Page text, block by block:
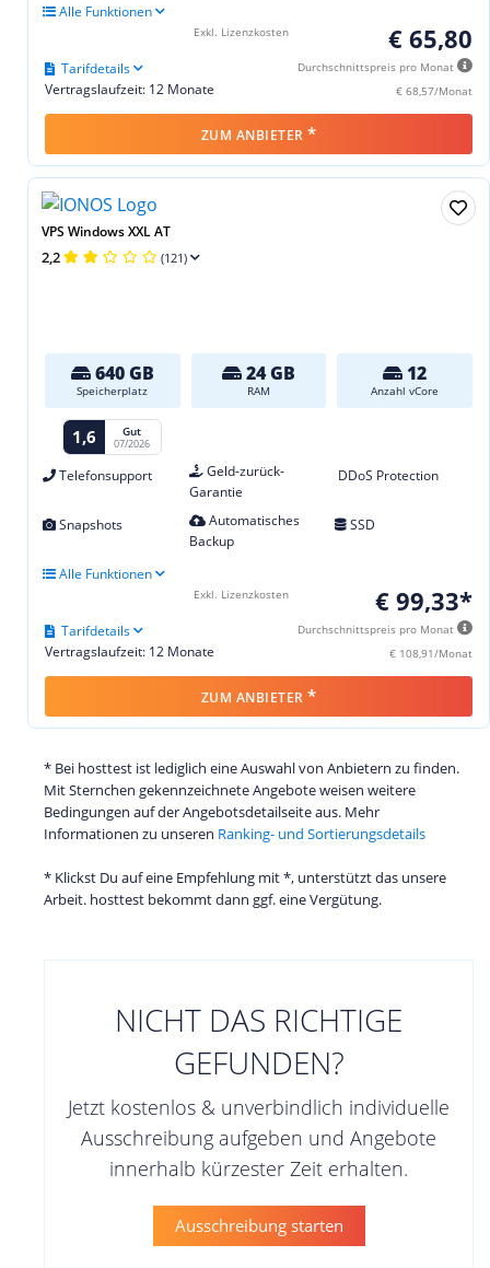
Alle Funktionen
€ 65,80
Durchschnittspreis pro Monat
€ 68,57/Monat
Vertragslaufzeit: 12 Monate
Tarifdetails
Exkl. Lizenzkosten
ZUM ANBIETER *
VPS Windows XXL AT
2,2 (121)
640 GB
Speicherplatz
24 GB
RAM
12
Anzahl vCore
1,6 Gut
07/2026
Telefonsupport
Geld-zurück-
Garantie
DDoS Protection
Snapshots
Automatisches
Backup
SSD
Alle Funktionen
€ 99,33*
Durchschnittspreis pro Monat
€ 108,91/Monat
Vertragslaufzeit: 12 Monate
Tarifdetails
Exkl. Lizenzkosten
ZUM ANBIETER *
* Bei hosttest ist lediglich eine Auswahl von Anbietern zu finden.
Mit Sternchen gekennzeichnete Angebote weisen weitere
Bedingungen auf der Angebotsdetailseite aus. Mehr
Informationen zu unseren Ranking- und Sortierungsdetails
* Klickst Du auf eine Empfehlung mit *, unterstützt das unsere
Arbeit. hosttest bekommt dann ggf. eine Vergütung.
NICHT DAS RICHTIGE
GEFUNDEN?
Jetzt kostenlos & unverbindlich individuelle
Ausschreibung aufgeben und Angebote
innerhalb kürzester Zeit erhalten.
Ausschreibung starten